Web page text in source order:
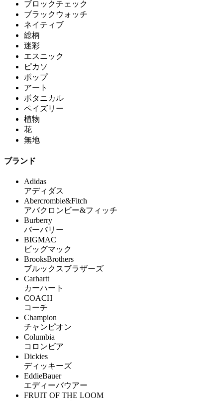
ブロックチェック
ブラックウォッチ
ネイティブ
総柄
迷彩
エスニック
ピカソ
ポップ
アート
ボタニカル
ペイズリー
植物
花
無地
ブランド
Adidas
アディダス
Abercrombie&Fitch
アバクロンビー&フィッチ
Burberry
バーバリー
BIGMAC
ビッグマック
BrooksBrothers
ブルックスブラザーズ
Carhartt
カーハート
COACH
コーチ
Champion
チャンピオン
Columbia
コロンビア
Dickies
ディッキーズ
EddieBauer
エディーバウアー
FRUIT OF THE LOOM